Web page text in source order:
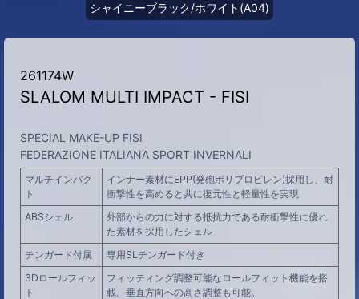
シャイニーブラック/ホワイト(A04)
261174W
SLALOM MULTI IMPACT - FISI
SPECIAL MAKE-UP FISI
FEDERAZIONE ITALIANA SPORT INVERNALI
マルチインパク
ト
インナー素材にEPP(発砲ポリプロピレン)採用し、耐
衝撃性を高めると共に復元性と軽量性を実現
ABSシェル
外部からの力に対する抵抗力である耐衝撃性に優れ
た素材を採用したシェル
チンガード付属
専用SLチンガード付き
3Dロールフィッ
ト
フィッティング調整可能なロールフィット機能を搭
載。垂直方向への高さ調整も可能。